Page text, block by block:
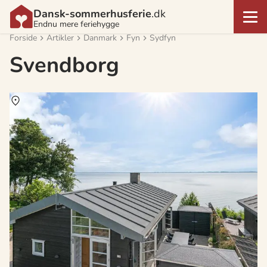
Dansk-sommerhusferie.dk
Endnu mere feriehygge
Forside
Artikler Danmark Fyn Sydfyn
Svendborg
Svendborg